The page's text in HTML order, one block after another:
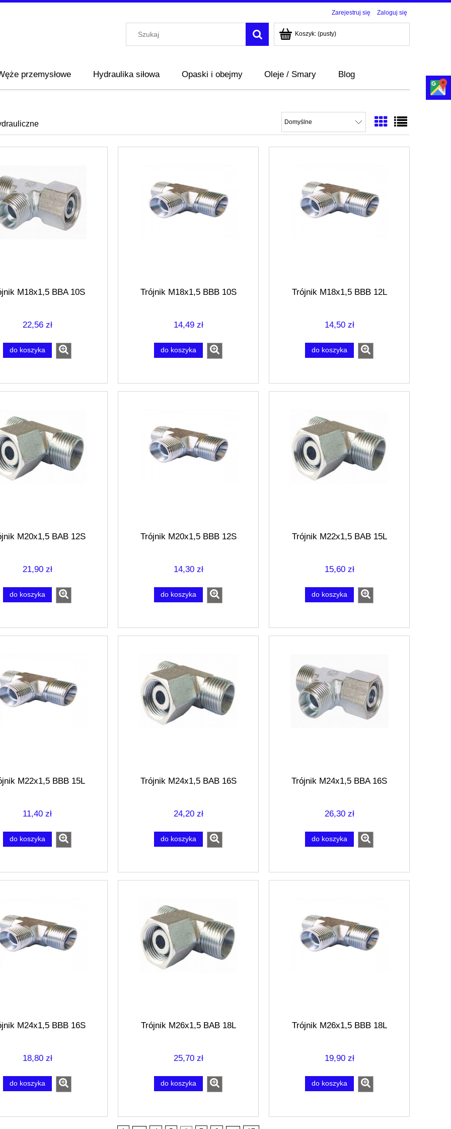
Zarejestruj się Zaloguj się
Koszyk: (pusty)
przemysłowe Hydraulika siłowa Opaski i obejmy Oleje / Smary Blog
M18x1,5 BBA 10S
22,56 zł
do koszyka
Trójnik M18x1,5 BBB 10S
14,49 zł
do koszyka
Trójnik M18x1,5 BBB 12L
14,50 zł
do koszyka
M20x1,5 BAB 12S
21,90 zł
do koszyka
Trójnik M20x1,5 BBB 12S
14,30 zł
do koszyka
Trójnik M22x1,5 BAB 15L
15,60 zł
do koszyka
M22x1,5 BBB 15L
11,40 zł
do koszyka
Trójnik M24x1,5 BAB 16S
24,20 zł
do koszyka
Trójnik M24x1,5 BBA 16S
26,30 zł
do koszyka
M24x1,5 BBB 16S
18,80 zł
do koszyka
Trójnik M26x1,5 BAB 18L
25,70 zł
do koszyka
Trójnik M26x1,5 BBB 18L
19,90 zł
do koszyka